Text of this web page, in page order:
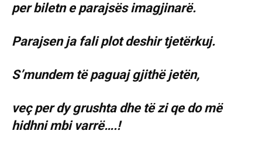
per biletn e parajsës imagjinarë.
Parajsen ja fali plot deshir tjetërkuj.
S’mundem të paguaj gjithë jetën,
veç per dy grushta dhe të zi qe do më
hidhni mbi varrë….!